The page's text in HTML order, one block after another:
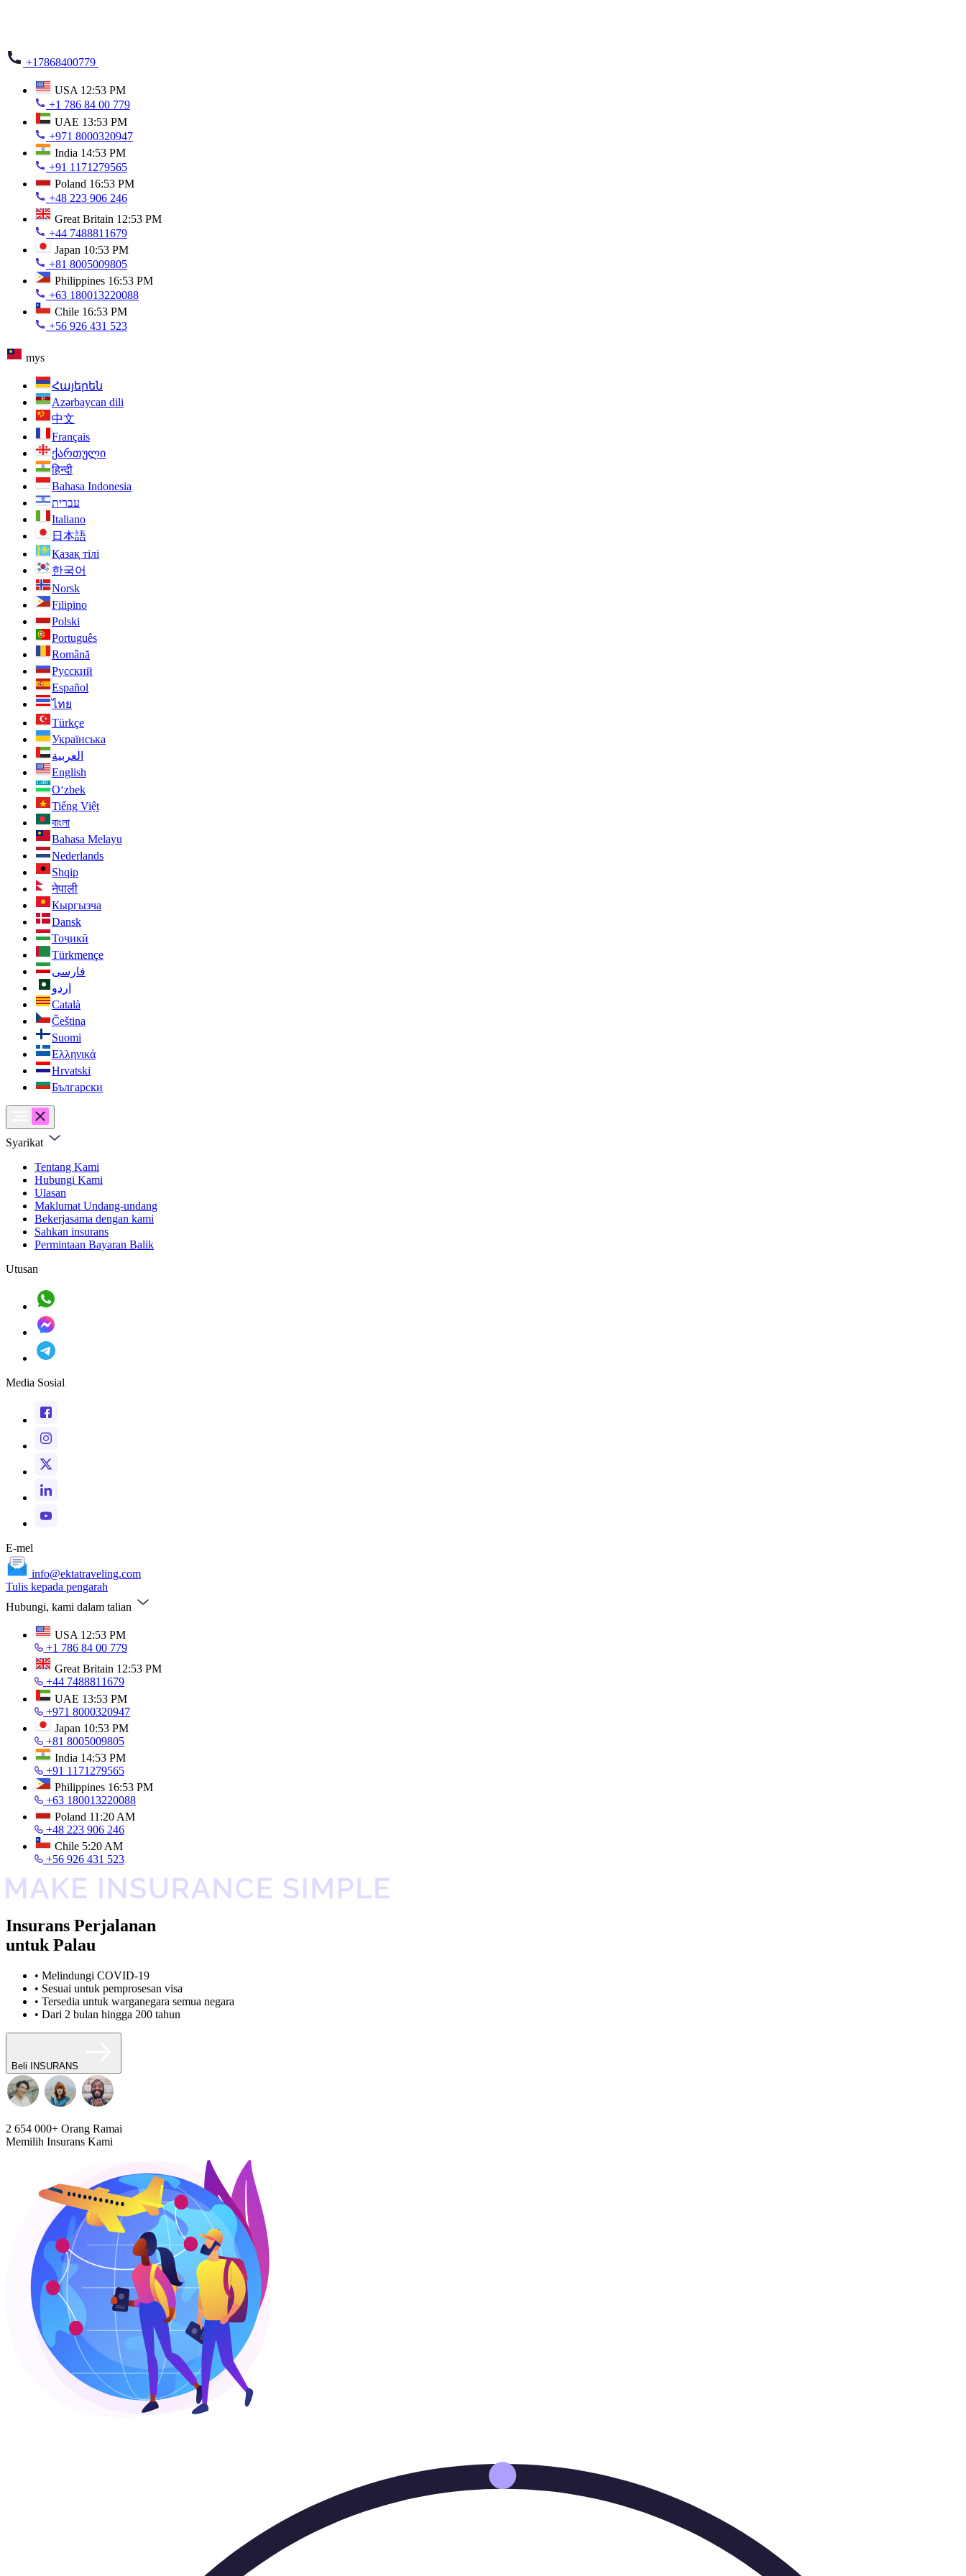
+17868400779
USA 12:53 PM
+1 786 84 00 779
UAE 13:53 PM
+971 8000320947
India 14:53 PM
+91 1171279565
Poland 16:53 PM
+48 223 906 246
Great Britain 12:53 PM
+44 7488811679
Japan 10:53 PM
+81 8005009805
Philippines 16:53 PM
+63 180013220088
Chile 16:53 PM
+56 926 431 523
mys
Հայերեն
Azərbaycan dili
中文
Français
ქართული
हिन्दी
Bahasa Indonesia
עברית
Italiano
日本語
Қазақ тілі
한국어
Norsk
Filipino
Polski
Português
Română
Русский
Español
ไทย
Türkçe
Українська
العربية
English
O‘zbek
Tiếng Việt
বাংলা
Bahasa Melayu
Nederlands
Shqip
नेपाली
Кыргызча
Dansk
Тоҷикӣ
Türkmençe
فارسی
اردو
Català
Čeština
Suomi
Ελληνικά
Hrvatski
Български
Syarikat
Tentang Kami
Hubungi Kami
Ulasan
Maklumat Undang-undang
Bekerjasama dengan kami
Sahkan insurans
Permintaan Bayaran Balik
Utusan
Media Sosial
E-mel
info@ektatraveling.com
Tulis kepada pengarah
Hubungi, kami dalam talian
USA 12:53 PM
+1 786 84 00 779
Great Britain 12:53 PM
+44 7488811679
UAE 13:53 PM
+971 8000320947
Japan 10:53 PM
+81 8005009805
India 14:53 PM
+91 1171279565
Philippines 16:53 PM
+63 180013220088
Poland 11:20 AM
+48 223 906 246
Chile 5:20 AM
+56 926 431 523
Insurans Perjalanan
untuk Palau
• Melindungi COVID-19
• Sesuai untuk pemprosesan visa
• Tersedia untuk warganegara semua negara
• Dari 2 bulan hingga 200 tahun
Beli INSURANS
2 654 000+ Orang Ramai
Memilih Insurans Kami